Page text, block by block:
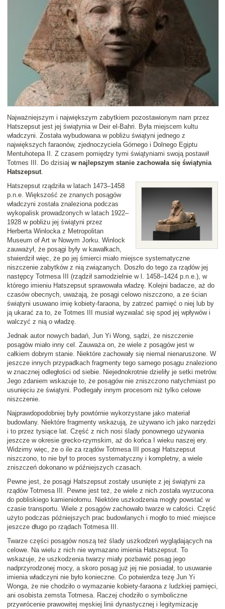
Najważniejszym i największym zabytkiem pozostawionym nam przez
Hatszepsut jest jej świątynia w Deir el-Bahri. Była miejscem kultu
władczyni. Została wybudowana w pobliżu świątyni jednego z
największych faraonów, zjednoczyciela Górnego i Dolnego Egiptu
Mentuhotepa II. Z czasem pomiędzy tymi świątyniami swoją postawił
Totmes III. Do dzisiaj w najlepszym stanie zachowała się świątynia
Hatszepsut.
Hatszepsut rządziła w latach 1473–1458
p.n.e. Większość ze znanych posągów
władczyni została znaleziona podczas
wykopalisk prowadzonych w latach 1922–
1928 w pobliżu jej świątyni przez
Herberta Winlocka z Metropolitan
Museum of Art w Nowym Jorku. Winlock
zauważył, że posągi były w kawałkach,
stwierdził więc, że po jej śmierci miało miejsce systematyczne
niszczenie zabytków z nią związanych. Doszło do tego za rządów jej
następcy Totmesa III (rządził samodzielnie w l. 1458–1424 p.n.e.), w
którego imieniu Hatszepsut sprawowała władzę. Kolejni badacze, aż do
czasów obecnych, uważają, że posągi celowo niszczono, a ze ścian
świątyni usuwano imię kobiety-faraona, by zatrzeć pamięć o niej lub by
ją ukarać za to, że Totmes III musiał wyzwalać się spod jej wpływów i
walczyć z nią o władzę.
Jednak autor nowych badań, Jun Yi Wong, sądzi, że niszczenie
posągów miało inny cel. Zauważa on, że wiele z posągów jest w
całkiem dobrym stanie. Niektóre zachowały się niemal nienaruszone. W
jeszcze innych przypadkach fragmenty tego samego posągu znaleziono
w znacznej odległości od siebie. Niejednokrotnie dzieliły je setki metrów.
Jego zdaniem wskazuje to, że posągów nie zniszczono natychmiast po
usunięciu ze świątyni. Podlegały innym procesom niż tylko celowe
niszczenie.
Najprawdopodobniej były powtórnie wykorzystane jako materiał
budowlany. Niektóre fragmenty wskazują, że używano ich jako narzędzi
i to przez tysiące lat. Część z nich nosi ślady ponownego używania
jeszcze w okresie grecko-rzymskim, aż do końca I wieku naszej ery.
Widzimy więc, że o ile za rządów Totmesa III posągi Hatszepsut
niszczono, to nie był to proces systematyczny i kompletny, a wiele
zniszczeń dokonano w późniejszych czasach.
Pewne jest, że posągi Hatszepsut zostały usunięte z jej świątyni za
rządów Totmesa III. Pewne jest też, że wiele z nich została wyrzucona
do pobliskiego kamieniołomu. Niektóre uszkodzenia mogły powstać w
czasie transportu. Wiele z posągów zachowało twarze w całości. Część
użyto podczas późniejszych prac budowlanych i mogło to mieć miejsce
jeszcze długo po rządach Totmesa III.
Twarze części posągów noszą też ślady uszkodzeń wyglądających na
celowe. Na wielu z nich nie wymazano imienia Hatszepsut. To
wskazuje, że uszkodzenia twarzy miały pozbawić posąg jego
nadprzyrodzonej mocy, a skoro posąg już jej nie posiadał, to usuwanie
imienia władczyni nie było konieczne. Co potwierdza tezę Jun Yi
Wonga, że nie chodziło o wymazanie kobiety-faraona z ludzkiej pamięci,
ani osobista zemsta Totmesa. Raczej chodziło o symboliczne
przywrócenie prawowitej męskiej linii dynastycznej i legitymizację